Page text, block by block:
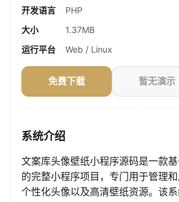
开发语言
PHP
大小
1.37MB
运行平台
Web / Linux
免费下载 暂无演示
系统介绍
文案库头像壁纸小程序源码是一款
的完整小程序项目，专门用于管理和
个性化头像以及高清壁纸资源。该